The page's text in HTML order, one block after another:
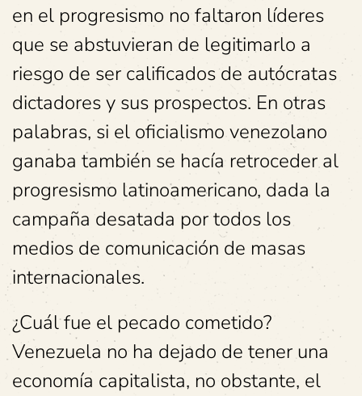
en el progresismo no faltaron líderes
que se abstuvieran de legitimarlo a
riesgo de ser calificados de autócratas
dictadores y sus prospectos. En otras
palabras, si el oficialismo venezolano
ganaba también se hacía retroceder al
progresismo latinoamericano, dada la
campaña desatada por todos los
medios de comunicación de masas
internacionales.
¿Cuál fue el pecado cometido?
Venezuela no ha dejado de tener una
economía capitalista, no obstante, el